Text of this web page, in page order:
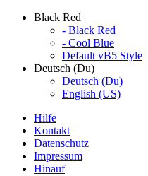
Black Red
- Black Red
- Cool Blue
Default vB5 Style
Deutsch (Du)
Deutsch (Du)
English (US)
Hilfe
Kontakt
Datenschutz
Impressum
Hinauf